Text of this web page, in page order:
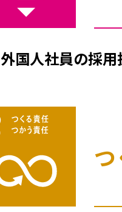
外国人社員の採